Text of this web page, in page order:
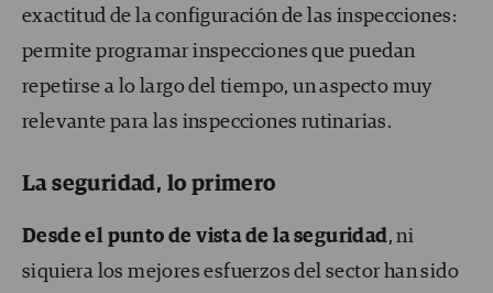
exactitud de la configuración de las inspecciones:
permite programar inspecciones que puedan
repetirse a lo largo del tiempo, un aspecto muy
relevante para las inspecciones rutinarias.
La seguridad, lo primero
Desde el punto de vista de la seguridad, ni
siquiera los mejores esfuerzos del sector han sido